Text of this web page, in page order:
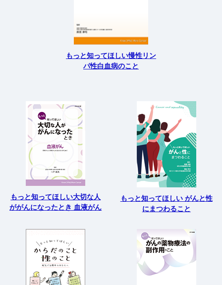
もっと知ってほしい慢性リン
パ性白血病のこと
もっと知ってほしい大切な人
ががんになったとき 血液がん
もっと知ってほしい がんと性
にまつわること